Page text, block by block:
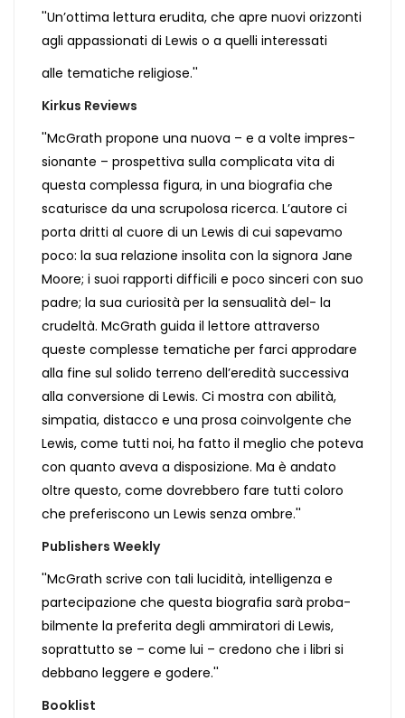
''Un’ottima lettura erudita, che apre nuovi orizzonti
agli appassionati di Lewis o a quelli interessati
alle tematiche religiose.''
Kirkus Reviews
''McGrath propone una nuova – e a volte impres-
sionante – prospettiva sulla complicata vita di
questa complessa figura, in una biografia che
scaturisce da una scrupolosa ricerca. L’autore ci
porta dritti al cuore di un Lewis di cui sapevamo
poco: la sua relazione insolita con la signora Jane
Moore; i suoi rapporti difficili e poco sinceri con suo
padre; la sua curiosità per la sensualità del- la
crudeltà. McGrath guida il lettore attraverso
queste complesse tematiche per farci approdare
alla fine sul solido terreno dell’eredità successiva
alla conversione di Lewis. Ci mostra con abilità,
simpatia, distacco e una prosa coinvolgente che
Lewis, come tutti noi, ha fatto il meglio che poteva
con quanto aveva a disposizione. Ma è andato
oltre questo, come dovrebbero fare tutti coloro
che preferiscono un Lewis senza ombre.''
Publishers Weekly
''McGrath scrive con tali lucidità, intelligenza e
partecipazione che questa biografia sarà proba-
bilmente la preferita degli ammiratori di Lewis,
soprattutto se – come lui – credono che i libri si
debbano leggere e godere.''
Booklist